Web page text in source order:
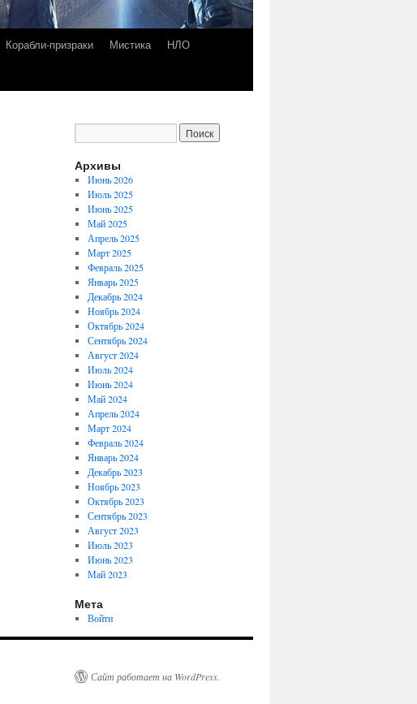
Корабли-призраки Мистика
НЛО
Архивы
Июнь 2026
Июль 2025
Июнь 2025
Май 2025
Апрель 2025
Март 2025
Февраль 2025
Январь 2025
Декабрь 2024
Ноябрь 2024
Октябрь 2024
Сентябрь 2024
Август 2024
Июль 2024
Июнь 2024
Май 2024
Апрель 2024
Март 2024
Февраль 2024
Январь 2024
Декабрь 2023
Ноябрь 2023
Октябрь 2023
Сентябрь 2023
Август 2023
Июль 2023
Июнь 2023
Май 2023
Мета
Войти
Сайт работает на WordPress.